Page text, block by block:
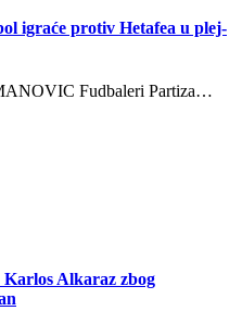
igraće protiv Hetafea u plej-
Fudbaleri Partiza…
Alkaraz zbog